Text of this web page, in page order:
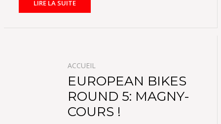
LIRE LA SUITE
ACCUEIL
EUROPEAN BIKES
ROUND 5: MAGNY-
COURS !